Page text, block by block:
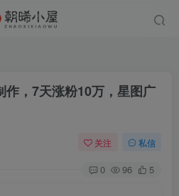
作，7天涨粉10万，星图广
关注 私信
0 96 5